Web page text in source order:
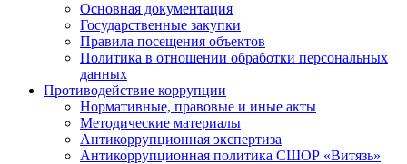
Основная документация
Государственные закупки
Правила посещения объектов
Политика в отношении обработки персональных
данных
Противодействие коррупции
Нормативные, правовые и иные акты
Методические материалы
Антикоррупционная экспертиза
Антикоррупционная политика СШОР «Витязь»